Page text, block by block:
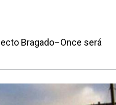
Bragado–Once será